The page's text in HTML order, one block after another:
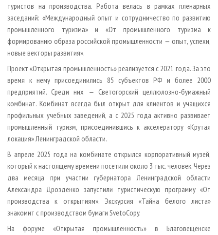
туристов на производства. Работа велась в рамках пленарных
заседаний: «Международный опыт и сотрудничество по развитию
промышленного туризма» и «От промышленного туризма к
формированию образа российской промышленности — опыт, успехи,
новые векторы развития».
Проект «Открытая промышленность» реализуется с 2021 года. За это
время к нему присоединились 85 субъектов РФ и более 2000
предприятий. Среди них — Светогорский целлюлозно-бумажный
комбинат. Комбинат всегда был открыт для клиентов и учащихся
профильных учебных заведений, а с 2025 года активно развивает
промышленный туризм, присоединившись к акселератору «Крутая
локация» Ленинградской области.
В апреле 2025 года на комбинате открылся корпоративный музей,
который к настоящему времени посетили около 3 тыс. человек. Через
два месяца при участии губернатора Ленинградской области
Александра Дрозденко запустили туристическую программу «От
производства к открытиям». Экскурсия «Тайна белого листа»
знакомит с производством бумаги SvetoCopy.
На форуме «Открытая промышленность» в Благовещенске